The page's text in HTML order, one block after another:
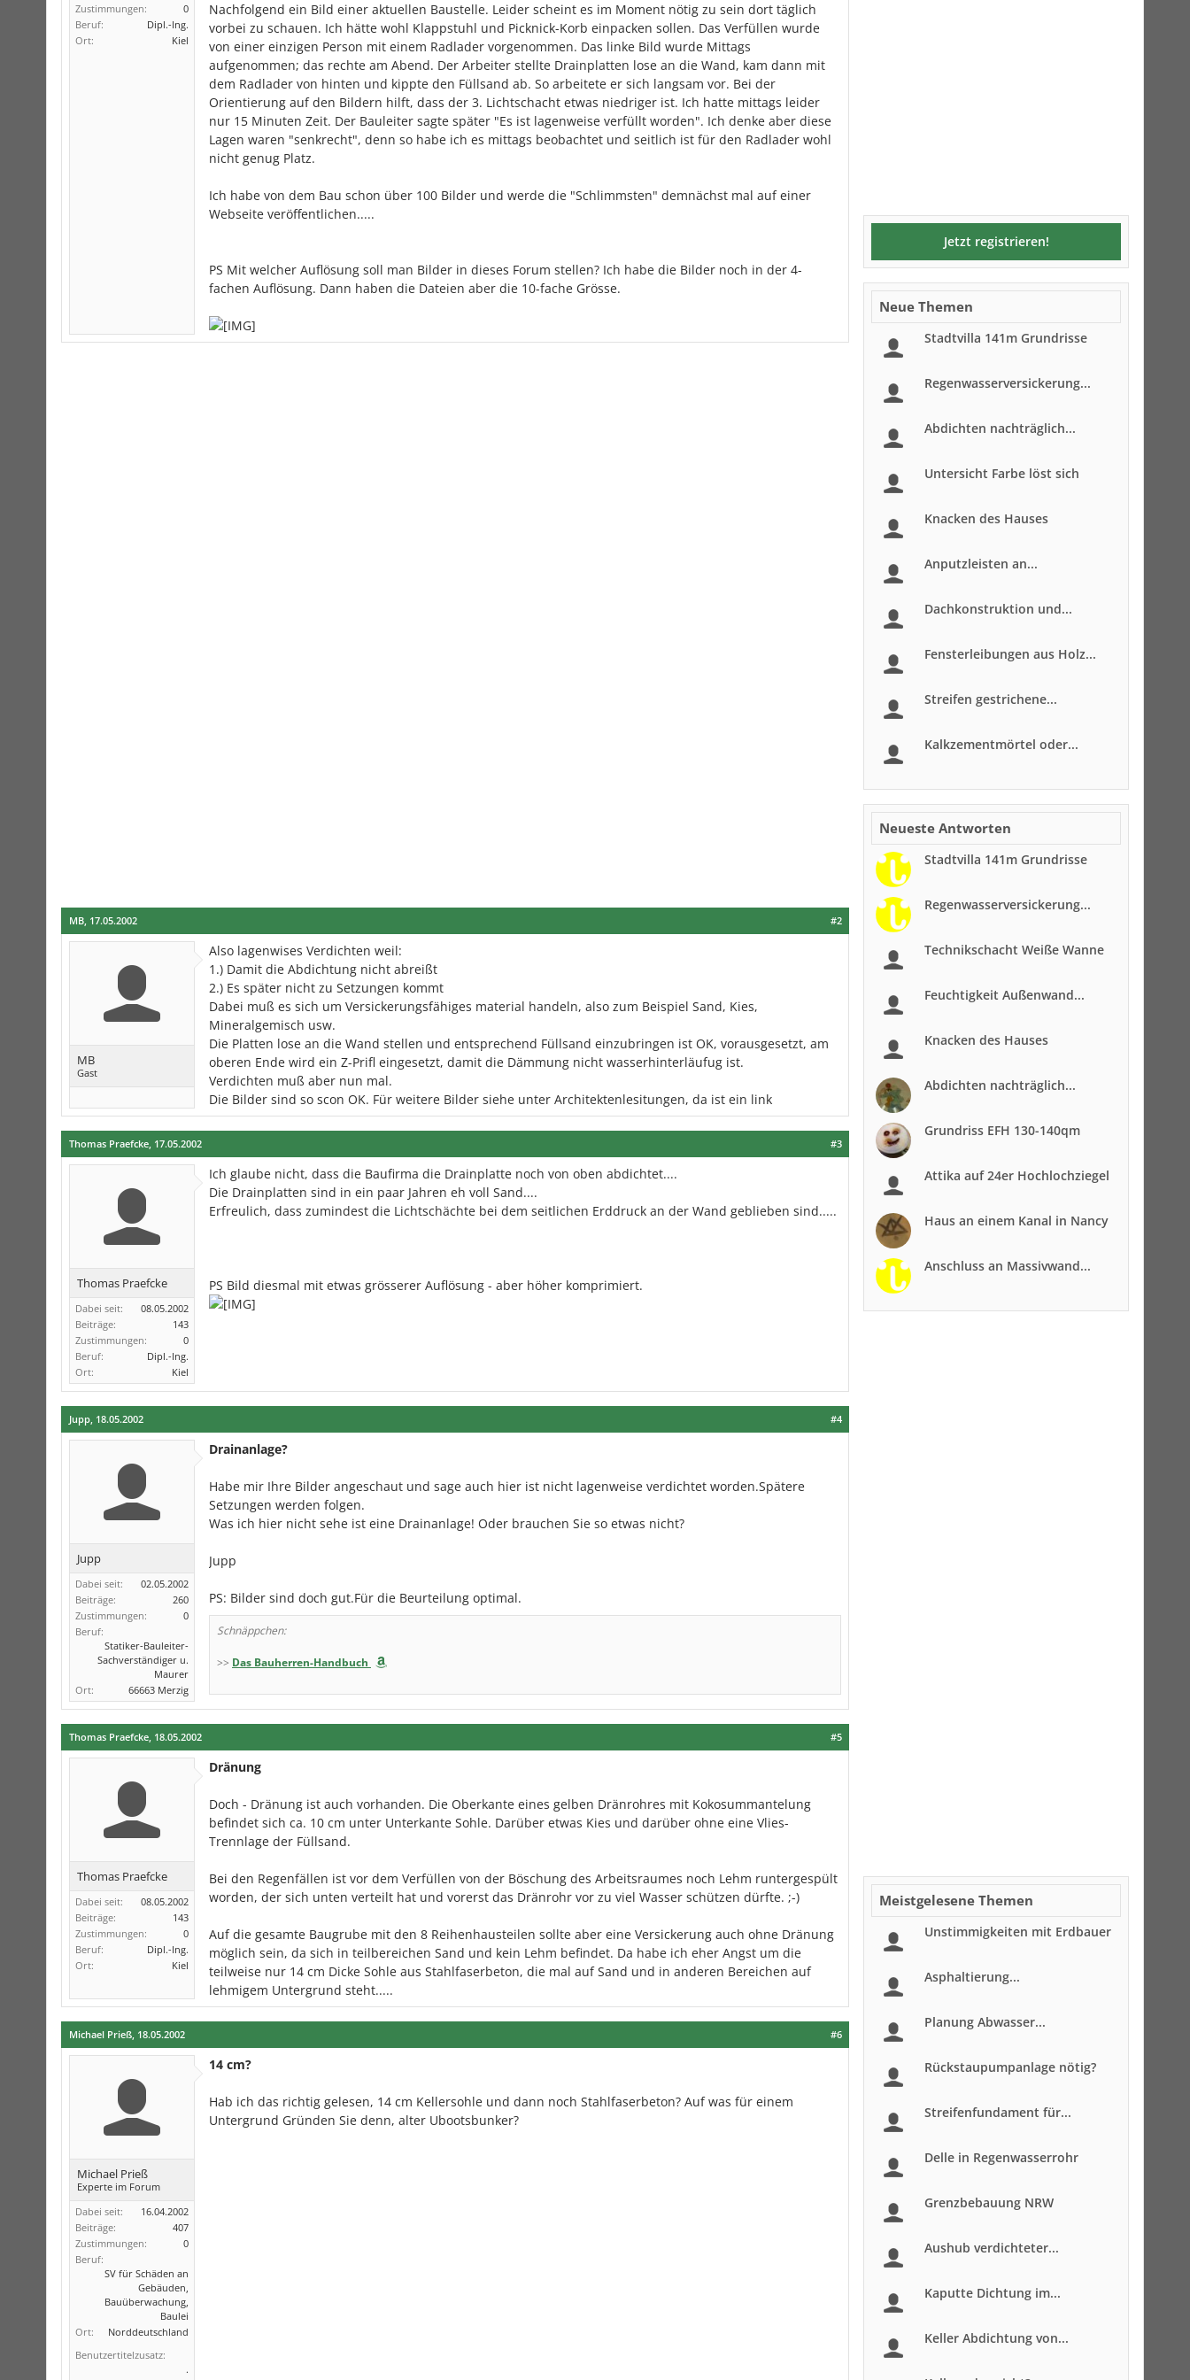
Zustimmungen:
0
Beruf:
Dipl.-Ing.
Ort:
Kiel
Nachfolgend ein Bild einer aktuellen Baustelle. Leider scheint es im Moment nötig zu sein dort täglich
vorbei zu schauen. Ich hätte wohl Klappstuhl und Picknick-Korb einpacken sollen. Das Verfüllen wurde
von einer einzigen Person mit einem Radlader vorgenommen. Das linke Bild wurde Mittags
aufgenommen; das rechte am Abend. Der Arbeiter stellte Drainplatten lose an die Wand, kam dann mit
dem Radlader von hinten und kippte den Füllsand ab. So arbeitete er sich langsam vor. Bei der
Orientierung auf den Bildern hilft, dass der 3. Lichtschacht etwas niedriger ist. Ich hatte mittags leider
nur 15 Minuten Zeit. Der Bauleiter sagte später "Es ist lagenweise verfüllt worden". Ich denke aber diese
Lagen waren "senkrecht", denn so habe ich es mittags beobachtet und seitlich ist für den Radlader wohl
nicht genug Platz.
Ich habe von dem Bau schon über 100 Bilder und werde die "Schlimmsten" demnächst mal auf einer
Webseite veröffentlichen.....
PS Mit welcher Auflösung soll man Bilder in dieses Forum stellen? Ich habe die Bilder noch in der 4-
fachen Auflösung. Dann haben die Dateien aber die 10-fache Grösse.
#2
MB, 17.05.2002
MB
Gast
Also lagenwises Verdichten weil:
1.) Damit die Abdichtung nicht abreißt
2.) Es später nicht zu Setzungen kommt
Dabei muß es sich um Versickerungsfähiges material handeln, also zum Beispiel Sand, Kies,
Mineralgemisch usw.
Die Platten lose an die Wand stellen und entsprechend Füllsand einzubringen ist OK, vorausgesetzt, am
oberen Ende wird ein Z-Prifl eingesetzt, damit die Dämmung nicht wasserhinterläufug ist.
Verdichten muß aber nun mal.
Die Bilder sind so scon OK. Für weitere Bilder siehe unter Architektenlesitungen, da ist ein link
#3
Thomas Praefcke, 17.05.2002
Thomas Praefcke
Dabei seit:
08.05.2002
Beiträge:
143
Zustimmungen:
0
Beruf:
Dipl.-Ing.
Ort:
Kiel
Ich glaube nicht, dass die Baufirma die Drainplatte noch von oben abdichtet....
Die Drainplatten sind in ein paar Jahren eh voll Sand....
Erfreulich, dass zumindest die Lichtschächte bei dem seitlichen Erddruck an der Wand geblieben sind.....
PS Bild diesmal mit etwas grösserer Auflösung - aber höher komprimiert.
#4
Jupp, 18.05.2002
Jupp
Dabei seit:
02.05.2002
Beiträge:
260
Zustimmungen:
0
Beruf:
Statiker-Bauleiter-
Sachverständiger u.
Maurer
Ort:
66663 Merzig
Drainanlage?
Habe mir Ihre Bilder angeschaut und sage auch hier ist nicht lagenweise verdichtet worden.Spätere
Setzungen werden folgen.
Was ich hier nicht sehe ist eine Drainanlage! Oder brauchen Sie so etwas nicht?
Jupp
PS: Bilder sind doch gut.Für die Beurteilung optimal.
Schnäppchen:
>> Das Bauherren-Handbuch
#5
Thomas Praefcke, 18.05.2002
Thomas Praefcke
Dabei seit:
08.05.2002
Beiträge:
143
Zustimmungen:
0
Beruf:
Dipl.-Ing.
Ort:
Kiel
Dränung
Doch - Dränung ist auch vorhanden. Die Oberkante eines gelben Dränrohres mit Kokosummantelung
befindet sich ca. 10 cm unter Unterkante Sohle. Darüber etwas Kies und darüber ohne eine Vlies-
Trennlage der Füllsand.
Bei den Regenfällen ist vor dem Verfüllen von der Böschung des Arbeitsraumes noch Lehm runtergespült
worden, der sich unten verteilt hat und vorerst das Dränrohr vor zu viel Wasser schützen dürfte. ;-)
Auf die gesamte Baugrube mit den 8 Reihenhausteilen sollte aber eine Versickerung auch ohne Dränung
möglich sein, da sich in teilbereichen Sand und kein Lehm befindet. Da habe ich eher Angst um die
teilweise nur 14 cm Dicke Sohle aus Stahlfaserbeton, die mal auf Sand und in anderen Bereichen auf
lehmigem Untergrund steht.....
#6
Michael Prieß, 18.05.2002
Michael Prieß
Experte im Forum
Dabei seit:
16.04.2002
Beiträge:
407
Zustimmungen:
0
Beruf:
SV für Schäden an
Gebäuden,
Bauüberwachung,
Baulei
Ort:
Norddeutschland
Benutzertitelzusatz:
.
14 cm?
Hab ich das richtig gelesen, 14 cm Kellersohle und dann noch Stahlfaserbeton? Auf was für einem
Untergrund Gründen Sie denn, alter Ubootsbunker?
Jetzt registrieren!
Neue Themen
Stadtvilla 141m Grundrisse
Regenwasserversickerung...
Abdichten nachträglich...
Untersicht Farbe löst sich
Knacken des Hauses
Anputzleisten an...
Dachkonstruktion und...
Fensterleibungen aus Holz...
Streifen gestrichene...
Kalkzementmörtel oder...
Neueste Antworten
Stadtvilla 141m Grundrisse
Regenwasserversickerung...
Technikschacht Weiße Wanne
Feuchtigkeit Außenwand...
Knacken des Hauses
Abdichten nachträglich...
Grundriss EFH 130-140qm
Attika auf 24er Hochlochziegel
Haus an einem Kanal in Nancy
Anschluss an Massivwand...
Meistgelesene Themen
Unstimmigkeiten mit Erdbauer
Asphaltierung...
Planung Abwasser...
Rückstaupumpanlage nötig?
Streifenfundament für...
Delle in Regenwasserrohr
Grenzbebauung NRW
Aushub verdichteter...
Kaputte Dichtung im...
Keller Abdichtung von...